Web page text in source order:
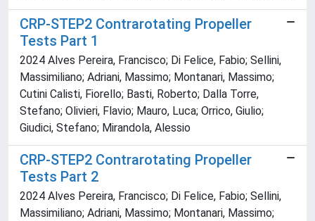
CRP-STEP2 Contrarotating Propeller
Tests Part 1
2024 Alves Pereira, Francisco; Di Felice, Fabio; Sellini,
Massimiliano; Adriani, Massimo; Montanari, Massimo;
Cutini Calisti, Fiorello; Basti, Roberto; Dalla Torre,
Stefano; Olivieri, Flavio; Mauro, Luca; Orrico, Giulio;
Giudici, Stefano; Mirandola, Alessio
CRP-STEP2 Contrarotating Propeller
Tests Part 2
2024 Alves Pereira, Francisco; Di Felice, Fabio; Sellini,
Massimiliano; Adriani, Massimo; Montanari, Massimo;